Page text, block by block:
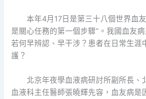
本年4月17日是第三十八個世界血
是關心任務的第一個步驟”。我國血友
若何早辨認、早干涉？患者在日常生涯
護？
北京年夜學血液病研討所副所長、
血液科主任醫師張曉輝先容，血友病